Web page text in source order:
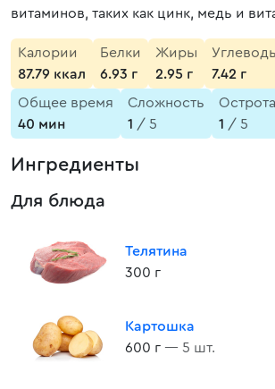
витаминов, таких как цинк, медь и
Калории
87.79 ккал
Белки
6.93 г
Жиры
2.95 г
7.42 г
Общее время
40 мин
Сложность
1 / 5
Острота
1 / 5
Ингредиенты
Для блюда
Телятина
300 г
Картошка
600 г — 5 шт.